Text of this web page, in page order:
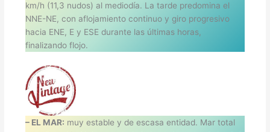
km/h (11,3 nudos) al mediodía. La tarde predomina el
NNE-NE, con aflojamiento continuo y giro progresivo
hacia ENE, E y ESE durante las últimas horas,
finalizando flojo.
– EL MAR: muy estable y de escasa entidad. Mar total